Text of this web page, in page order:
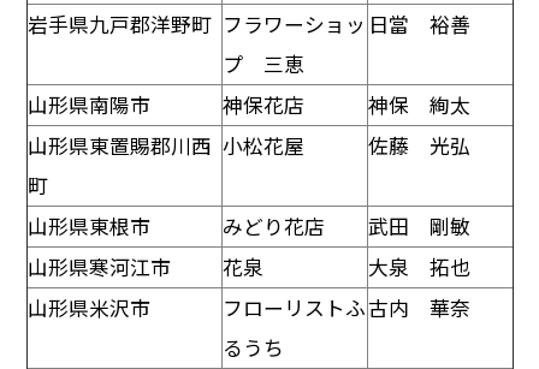
岩手県九戸郡洋野町 フラワーショッ
プ 三恵
日當 裕善
山形県南陽市 神保花店
神保 絢太
山形県東置賜郡川西
町
小松花屋 佐藤 光弘
山形県東根市 みどり花店
武田 剛敏
山形県寒河江市
花泉
大泉 拓也
山形県米沢市
フローリストふ
るうち
古内 華奈